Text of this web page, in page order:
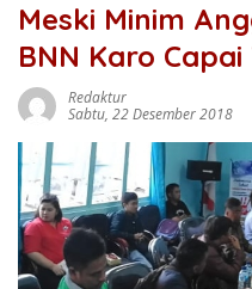
Meski Minim
BNN Karo Capai
Redaktur
Sabtu, 22 Desember 2018